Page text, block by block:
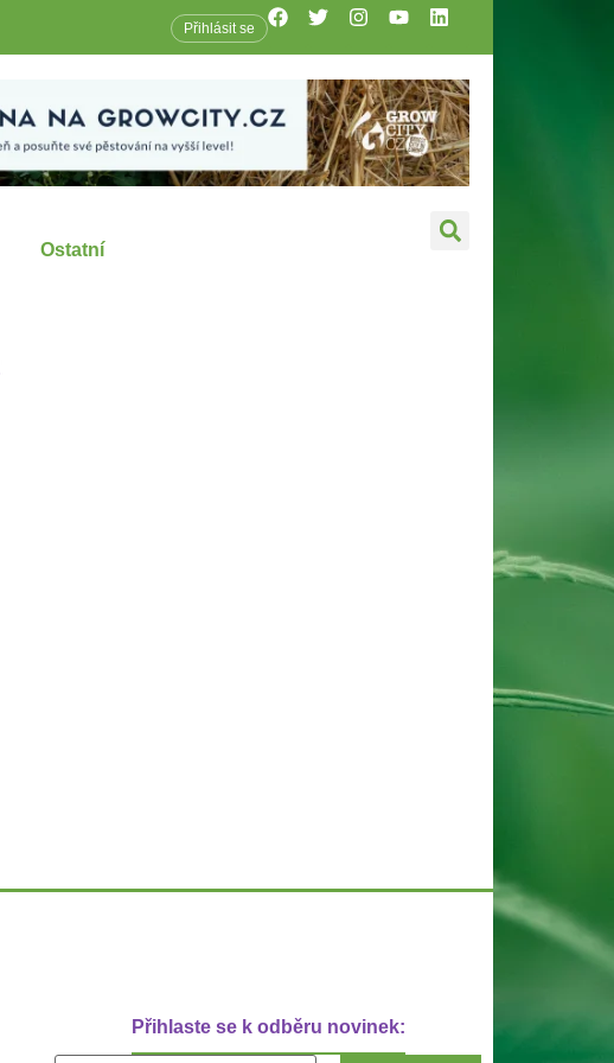
Přihlásit se
Ostatní
Přihlaste se k odběru novinek: